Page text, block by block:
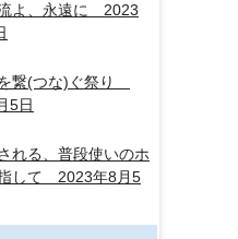
よ、永遠に 2023
繋(つな)ぐ祭り
5日
れる、普段使いのホ
して 2023年8月5